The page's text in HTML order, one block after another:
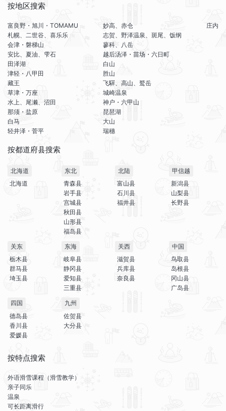
按地区搜索
富良野・旭川・TOMAMU
札幌、二世谷、喜乐乐
会津・磐梯山
安比、夏油、雫石
田泽湖
津轻・八甲田
藏王
草津・万座
水上、尾濑、沼田
那须・盐原
白马
轻井泽・菅平
妙高、赤仓
志贺、野泽温泉、斑尾、饭纲
蓼科、八岳
越后汤泽・苗场・六日町
白山
胜山
飞驒、高山、鹫岳
城崎温泉
神户・六甲山
琵琶湖
大山
瑞穗
庄内
按都道府县搜索
北海道
北海道
东北
青森县
岩手县
宫城县
秋田县
山形县
福岛县
北陆
富山县
石川县
福井县
甲信越
新潟县
山梨县
长野县
关东
栃木县
群马县
埼玉县
东海
岐阜县
静冈县
爱知县
三重县
关西
滋贺县
兵库县
奈良县
中国
鸟取县
岛根县
冈山县
广岛县
四国
德岛县
香川县
爱媛县
九州
佐贺县
大分县
按特点搜索
外语滑雪课程（滑雪教学）
亲子同乐
温泉
可长距离滑行